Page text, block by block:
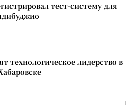
тест-систему для
технологическое лидерство в